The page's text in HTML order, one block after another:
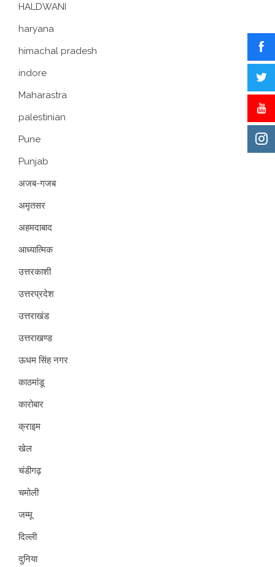
HALDWANI
haryana
himachal pradesh
indore
Maharastra
palestinian
Pune
Punjab
अजब-गजब
अमृतसर
अहमदाबाद
आध्यात्मिक
उत्तरकाशी
उत्तरप्रदेश
उत्तराखंड
उत्तराखण्ड
ऊधम सिंह नगर
काठमांडू
कारोबार
क्राइम
खेल
चंडीगढ़
चमोली
जम्मू
दिल्ली
दुनिया